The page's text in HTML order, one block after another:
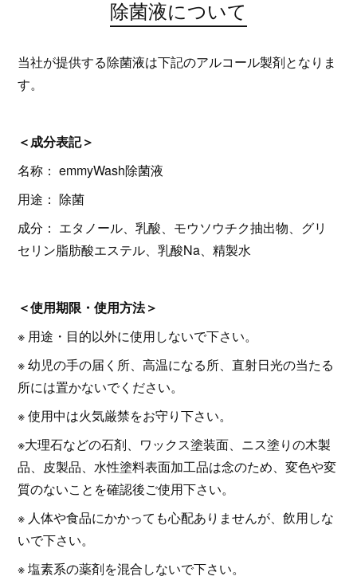
除菌液について
当社が提供する除菌液は下記のアルコール製剤となりま
す。
＜成分表記＞
名称： emmyWash除菌液
用途： 除菌
成分： エタノール、乳酸、モウソウチク抽出物、グリ
セリン脂肪酸エステル、乳酸Na、精製水
＜使用期限・使用方法＞
※ 用途・目的以外に使用しないで下さい。
※ 幼児の手の届く所、高温になる所、直射日光の当たる
所には置かないでください。
※ 使用中は火気厳禁をお守り下さい。
※大理石などの石剤、ワックス塗装面、ニス塗りの木製
品、皮製品、水性塗料表面加工品は念のため、変色や変
質のないことを確認後ご使用下さい。
※ 人体や食品にかかっても心配ありませんが、飲用しな
いで下さい。
※ 塩素系の薬剤を混合しないで下さい。